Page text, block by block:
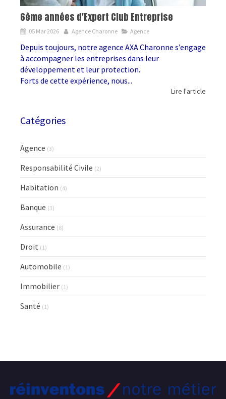
6ème années d'Expert Club Entreprise
05 Mar 2026 Agence Charonne Agence
Depuis toujours, notre agence AXA Charonne s’engage
à accompagner les entreprises dans leur
développement et leur protection.
Forts de cette expérience, nous...
Lire l'article
Catégories
Agence (3)
Responsabilité Civile (2)
Habitation (4)
Banque (3)
Assurance (8)
Droit (1)
Automobile (1)
Immobilier (1)
Santé (1)